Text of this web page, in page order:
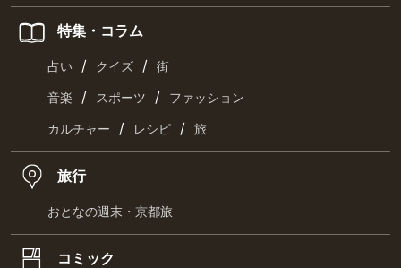
特集・コラム
占い / クイズ / 街
音楽 / スポーツ / ファッション
カルチャー / レシピ / 旅
旅行
おとなの週末・京都旅
コミック